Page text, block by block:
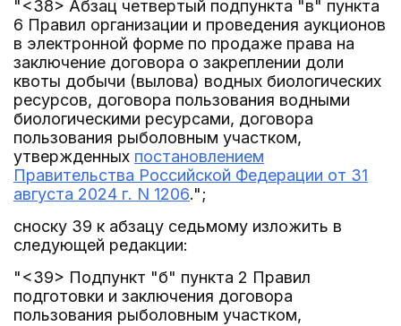
"<38> Абзац четвертый подпункта "в" пункта
6 Правил организации и проведения аукционов
в электронной форме по продаже права на
заключение договора о закреплении доли
квоты добычи (вылова) водных биологических
ресурсов, договора пользования водными
биологическими ресурсами, договора
пользования рыболовным участком,
утвержденных постановлением
Правительства Российской Федерации от 31
августа 2024 г. N 1206.";
сноску 39 к абзацу седьмому изложить в
следующей редакции:
"<39> Подпункт "б" пункта 2 Правил
подготовки и заключения договора
пользования рыболовным участком,